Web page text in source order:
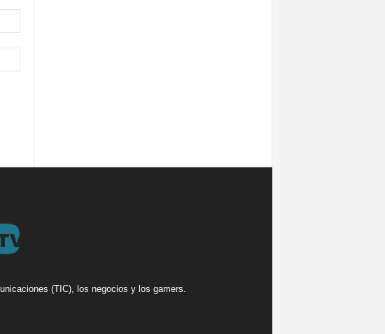
(TIC), los negocios y los gamers.